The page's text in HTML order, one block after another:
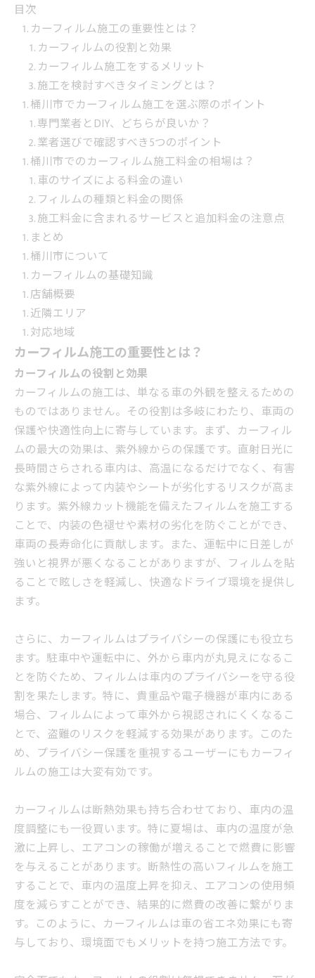
目次
カーフィルム施工の重要性とは？
カーフィルムの役割と効果
カーフィルム施工をするメリット
施工を検討すべきタイミングとは？
桶川市でカーフィルム施工を選ぶ際のポイント
専門業者とDIY、どちらが良いか？
業者選びで確認すべき5つのポイント
桶川市でのカーフィルム施工料金の相場は？
車のサイズによる料金の違い
フィルムの種類と料金の関係
施工料金に含まれるサービスと追加料金の注意点
まとめ
桶川市について
カーフィルムの基礎知識
店舗概要
近隣エリア
対応地域
カーフィルム施工の重要性とは？
カーフィルムの役割と効果
カーフィルムの施工は、単なる車の外観を整えるための
ものではありません。その役割は多岐にわたり、車両の
保護や快適性向上に寄与しています。まず、カーフィル
ムの最大の効果は、紫外線からの保護です。直射日光に
長時間さらされる車内は、高温になるだけでなく、有害
な紫外線によって内装やシートが劣化するリスクが高ま
ります。紫外線カット機能を備えたフィルムを施工する
ことで、内装の色褪せや素材の劣化を防ぐことができ、
車両の長寿命化に貢献します。また、運転中に日差しが
強いと視界が悪くなることがありますが、フィルムを貼
ることで眩しさを軽減し、快適なドライブ環境を提供し
ます。
さらに、カーフィルムはプライバシーの保護にも役立ち
ます。駐車中や運転中に、外から車内が丸見えになるこ
とを防ぐため、フィルムは車内のプライバシーを守る役
割を果たします。特に、貴重品や電子機器が車内にある
場合、フィルムによって車外から視認されにくくなるこ
とで、盗難のリスクを軽減する効果があります。このた
め、プライバシー保護を重視するユーザーにもカーフィ
ルムの施工は大変有効です。
カーフィルムは断熱効果も持ち合わせており、車内の温
度調整にも一役買います。特に夏場は、車内の温度が急
激に上昇し、エアコンの稼働が増えることで燃費に影響
を与えることがあります。断熱性の高いフィルムを施工
することで、車内の温度上昇を抑え、エアコンの使用頻
度を減らすことができ、結果的に燃費の改善に繋がりま
す。このように、カーフィルムは車の省エネ効果にも寄
与しており、環境面でもメリットを持つ施工方法です。